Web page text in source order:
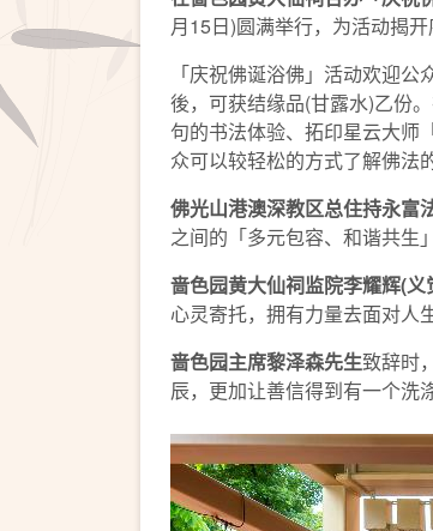
月15日)圆满举行，为活动揭开
「庆祝佛诞浴佛」活动欢迎
後，可获结缘品(甘露水)乙份
句的书法体验、拓印星云大师
众可以较轻松的方式了解佛法
佛光山港澳深教区总住持永富
之间的「多元包容、和谐共生」
啬色园黄大仙祠监院李耀辉(义
心灵寄托，拥有力量去面对人
啬色园主席黎泽森先生致辞时
辰，更加让善信得到有一个洗